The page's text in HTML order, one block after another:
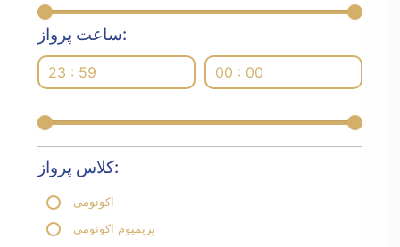
ساعت پرواز:
23 : 59 00 : 00
کلاس پرواز:
اکونومی
پریمیوم اکونومی